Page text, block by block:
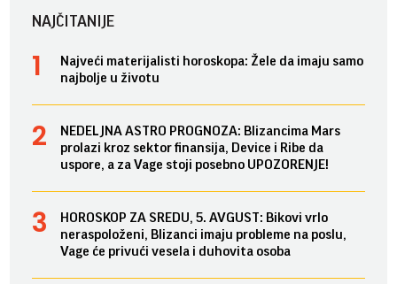
NAJČITANIJE
Najveći materijalisti horoskopa: Žele da imaju samo
najbolje u životu
NEDELJNA ASTRO PROGNOZA: Blizancima Mars
prolazi kroz sektor finansija, Device i Ribe da
uspore, a za Vage stoji posebno UPOZORENJE!
HOROSKOP ZA SREDU, 5. AVGUST: Bikovi vrlo
neraspoloženi, Blizanci imaju probleme na poslu,
Vage će privući vesela i duhovita osoba